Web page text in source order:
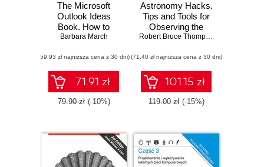
The Microsoft
Outlook Ideas
Book. How to
organise and
your team, and
your activities with
Microsoft Outlook
and Exchange with
this book and
Barbara March
(59,93 zł najniższa cena z 30 dni)
71.91 zł
79.90 zł (-10%)
Astronomy Hacks.
Tips and Tools for
Observing the
Night Sky
Robert Bruce Thompson
(71,40 zł najniższa cena z 30 dni)
101.15 zł
119.00 zł (-15%)